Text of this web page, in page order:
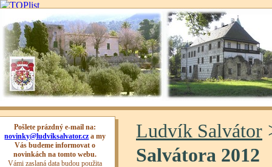
Ludvík Salvátor
Salvátora 2012